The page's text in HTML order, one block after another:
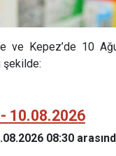
ve Kepez’de 10
şekilde:
10.08.2026
08:30